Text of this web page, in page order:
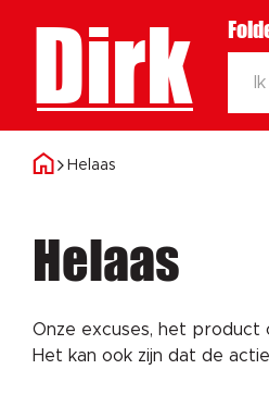
Dirk
Helaas
Helaas
Onze excuses, het product
Het kan ook zijn dat de